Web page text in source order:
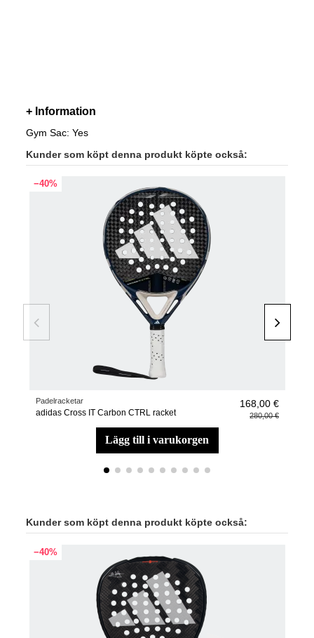
+ Information
Gym Sac: Yes
Kunder som köpt denna produkt köpte också:
−40%
Padelracketar
adidas Cross IT Carbon CTRL racket
168,00 €
280,00 €
lägg till i varukorgen
Kunder som köpt denna produkt köpte också:
−40%